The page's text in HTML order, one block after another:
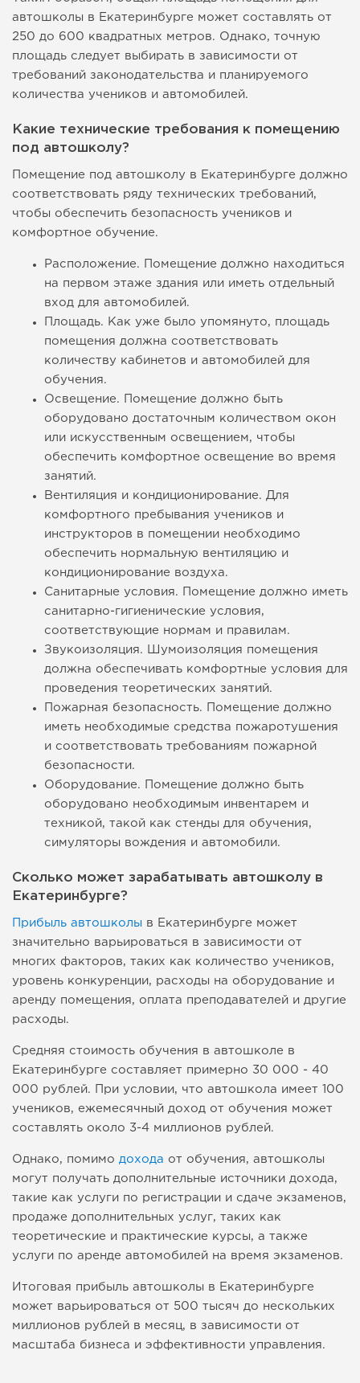
автошколы в Екатеринбурге может составлять от
250 до 600 квадратных метров. Однако, точную
площадь следует выбирать в зависимости от
требований законодательства и планируемого
количества учеников и автомобилей.
Какие технические требования к помещению
под автошколу?
Помещение под автошколу в Екатеринбурге должно
соответствовать ряду технических требований,
чтобы обеспечить безопасность учеников и
комфортное обучение.
Расположение. Помещение должно находиться
на первом этаже здания или иметь отдельный
вход для автомобилей.
Площадь. Как уже было упомянуто, площадь
помещения должна соответствовать
количеству кабинетов и автомобилей для
обучения.
Освещение. Помещение должно быть
оборудовано достаточным количеством окон
или искусственным освещением, чтобы
обеспечить комфортное освещение во время
занятий.
Вентиляция и кондиционирование. Для
комфортного пребывания учеников и
инструкторов в помещении необходимо
обеспечить нормальную вентиляцию и
кондиционирование воздуха.
Санитарные условия. Помещение должно иметь
санитарно-гигиенические условия,
соответствующие нормам и правилам.
Звукоизоляция. Шумоизоляция помещения
должна обеспечивать комфортные условия для
проведения теоретических занятий.
Пожарная безопасность. Помещение должно
иметь необходимые средства пожаротушения
и соответствовать требованиям пожарной
безопасности.
Оборудование. Помещение должно быть
оборудовано необходимым инвентарем и
техникой, такой как стенды для обучения,
симуляторы вождения и автомобили.
Сколько может зарабатывать автошколу в
Екатеринбурге?
Прибыль автошколы в Екатеринбурге может
значительно варьироваться в зависимости от
многих факторов, таких как количество учеников,
уровень конкуренции, расходы на оборудование и
аренду помещения, оплата преподавателей и другие
расходы.
Средняя стоимость обучения в автошколе в
Екатеринбурге составляет примерно 30 000 - 40
000 рублей. При условии, что автошкола имеет 100
учеников, ежемесячный доход от обучения может
составлять около 3-4 миллионов рублей.
Однако, помимо дохода от обучения, автошколы
могут получать дополнительные источники дохода,
такие как услуги по регистрации и сдаче экзаменов,
продаже дополнительных услуг, таких как
теоретические и практические курсы, а также
услуги по аренде автомобилей на время экзаменов.
Итоговая прибыль автошколы в Екатеринбурге
может варьироваться от 500 тысяч до нескольких
миллионов рублей в месяц, в зависимости от
масштаба бизнеса и эффективности управления.